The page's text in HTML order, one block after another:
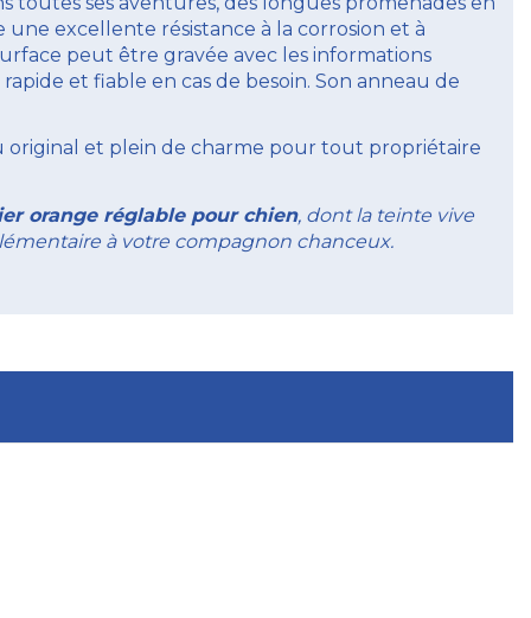
une excellente résistance à la corrosion et à
peut être gravée avec les informations
et fiable en cas de besoin. Son anneau de
original et plein de charme pour tout propriétaire
orange réglable pour chien, dont la teinte vive
à votre compagnon chanceux.